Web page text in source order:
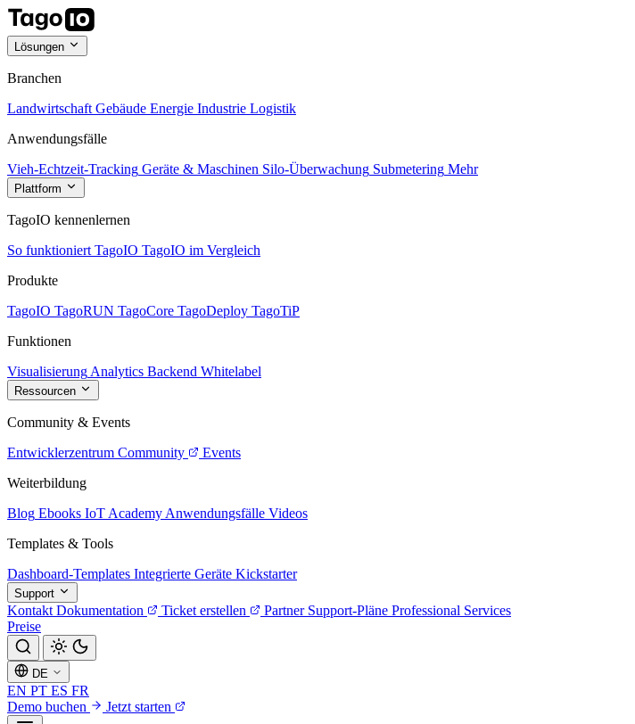
Lösungen
Branchen
Landwirtschaft Gebäude Energie Industrie Logistik
Anwendungsfälle
Vieh-Echtzeit-Tracking Geräte & Maschinen Silo-Überwachung Submetering Mehr
Plattform
TagoIO kennenlernen
So funktioniert TagoIO TagoIO im Vergleich
Produkte
TagoIO TagoRUN TagoCore TagoDeploy TagoTiP
Funktionen
Visualisierung Analytics Backend Whitelabel
Ressourcen
Community & Events
Entwicklerzentrum Community
Events
Weiterbildung
Blog Ebooks IoT Academy Anwendungsfälle Videos
Templates & Tools
Dashboard-Templates Integrierte Geräte Kickstarter
Support
Kontakt Dokumentation Ticket erstellen Partner Support-Pläne Professional Services
Preise
DE
EN PT ES FR
Demo buchen
Jetzt starten